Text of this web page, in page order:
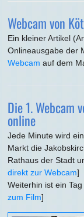
Webcam von
Ein kleiner Artikel
Onlineausgabe der
Webcam auf dem
Die 1.
online
Jede Minute wird
Markt die
Rathaus der Stadt
direkt zur Webcam]
Weiterhin ist ein
zum Film]